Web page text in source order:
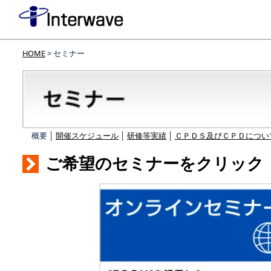
HOME> セミナー
概要 │ 開催スケジュール 研修等実績 ＣＰＤＳ及びＣＰＤにつ
ご希望のセミナーをクリック